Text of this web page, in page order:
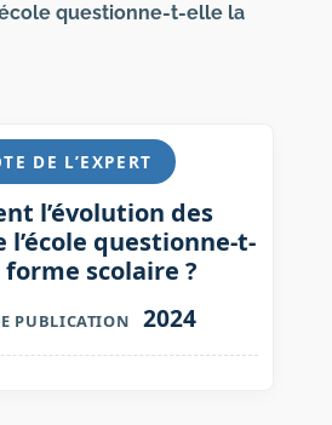
questionne-t-elle la
DE L’EXPERT
l’évolution des
questionne-t-
scolaire ?
PUBLICATION 2024